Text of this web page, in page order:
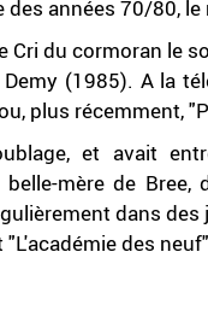
années 70/80,
Cri du cormoran le
(1985). A la
plus récemment,
et avait
mère de Bree,
dans
des